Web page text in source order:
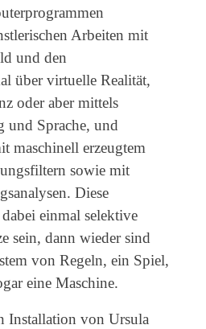
Arbeiten mit
und den
über virtuelle Realität,
oder aber mittels
und Sprache, und
maschinell erzeugtem
sowie mit
Diese
einmal selektive
sein, dann wieder sind
von Regeln, ein Spiel,
eine Maschine.
Installation von Ursula